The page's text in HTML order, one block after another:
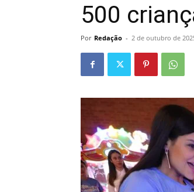
500
Por Redação - 2 de outubro de